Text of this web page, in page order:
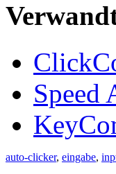
Speed
auto-clicker, eingabe,